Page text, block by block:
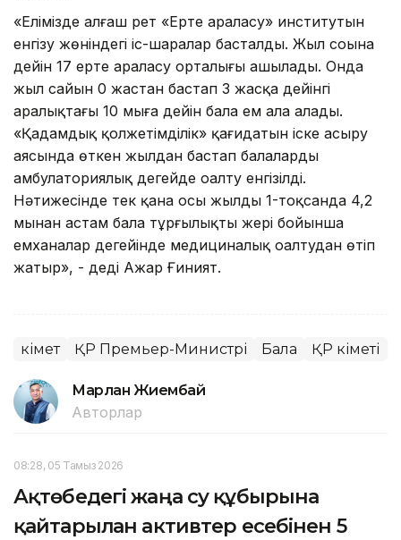
«Елімізде алғаш рет «Ерте араласу» институтын
енгізу жөніндегі іс-шаралар басталды. Жыл соңына
дейін 17 ерте араласу орталығы ашылады. Онда
жыл сайын 0 жастан бастап 3 жасқа дейінгі
аралықтағы 10 мыңға дейін бала ем ала алады.
«Қадамдық қолжетімділік» қағидатын іске асыру
аясында өткен жылдан бастап балаларды
амбулаториялық деңгейде оңалту енгізілді.
Нәтижесінде тек қана осы жылдың 1-тоқсанда 4,2
мыңнан астам бала тұрғылықты жері бойынша
емханалар деңгейінде медициналық оңалтудан өтіп
жатыр», - деді Ажар Ғиният.
Үкімет ҚР Премьер-Министрі Бала ҚР Үкіметі
Марлан Жиембай
Авторлар
08:28, 05 Тамыз 2026
Ақтөбедегі жаңа су құбырына
қайтарылған активтер есебінен 5